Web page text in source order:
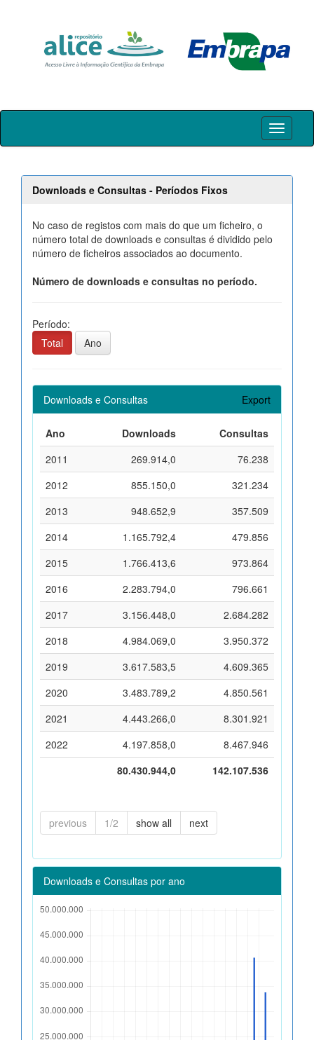
Skip
Downloads e Consultas - Períodos Fixos
No caso de registos com mais do que um ficheiro, o
número total de downloads e consultas é dividido pelo
número de ficheiros associados ao documento.
Número de downloads e consultas no período.
Período:
Total
Ano
Downloads e Consultas Export
Ano Downloads
Consultas
2011
269.914,0
76.238
2012
855.150,0
321.234
2013
948.652,9
357.509
2014
1.165.792,4
479.856
2015
1.766.413,6
973.864
2016
2.283.794,0
796.661
2017
3.156.448,0
2.684.282
2018
4.984.069,0
3.950.372
2019
3.617.583,5
4.609.365
2020
3.483.789,2
4.850.561
2021
4.443.266,0
8.301.921
2022
4.197.858,0
8.467.946
80.430.944,0
142.107.536
previous 1/2 show all next
Downloads e Consultas por ano